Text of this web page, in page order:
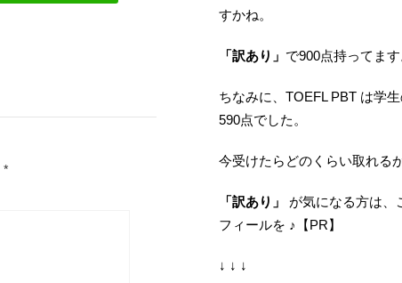
*
すかね。
「訳あり」 で900点持ってます
ちなみに、TOEFL PBT は学
590点でした。
今受けたらどのくらい取れる
「訳あり」
が気になる方は、
フィールを ♪【PR】
↓ ↓ ↓